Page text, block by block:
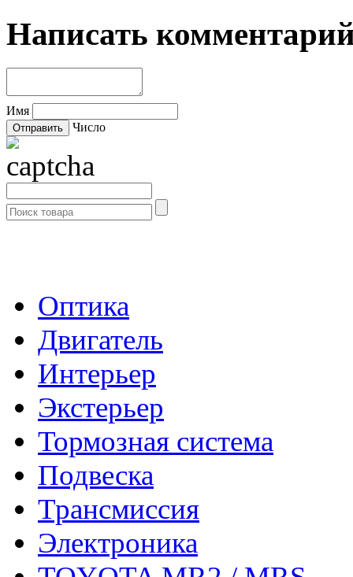
Написать
Имя
Число
Оптика
Двигатель
Интерьер
Экстерьер
Тормозная система
Подвеска
Трансмиссия
Электроника